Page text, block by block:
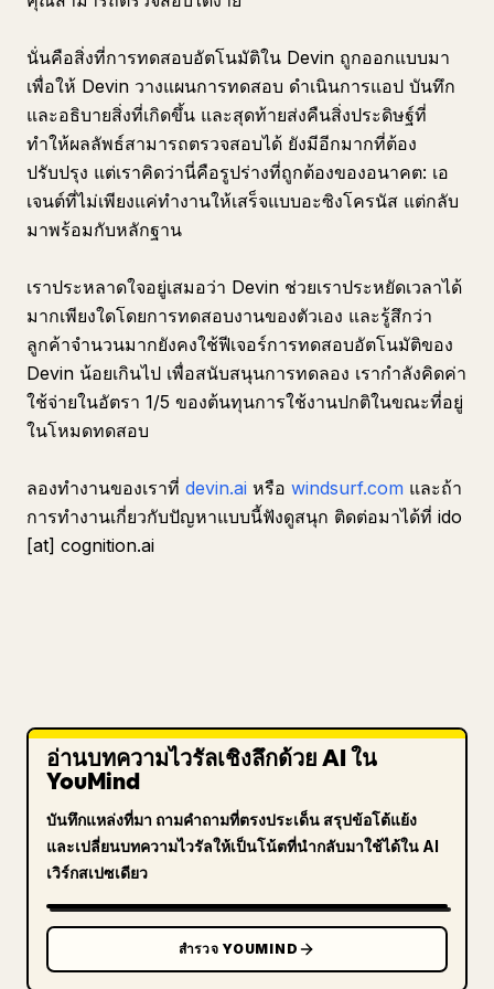
นั่นคือสิ่งที่การทดสอบอัตโนมัติใน Devin ถูกออกแบบมา
เพื่อให้ Devin วางแผนการทดสอบ ดำเนินการแอป บันทึก
และอธิบายสิ่งที่เกิดขึ้น และสุดท้ายส่งคืนสิ่งประดิษฐ์ที่
ทำให้ผลลัพธ์สามารถตรวจสอบได้ ยังมีอีกมากที่ต้อง
ปรับปรุง แต่เราคิดว่านี่คือรูปร่างที่ถูกต้องของอนาคต: เอ
เจนต์ที่ไม่เพียงแค่ทำงานให้เสร็จแบบอะซิงโครนัส แต่กลับ
มาพร้อมกับหลักฐาน
เราประหลาดใจอยู่เสมอว่า Devin ช่วยเราประหยัดเวลาได้
มากเพียงใดโดยการทดสอบงานของตัวเอง และรู้สึกว่า
ลูกค้าจำนวนมากยังคงใช้ฟีเจอร์การทดสอบอัตโนมัติของ
Devin น้อยเกินไป เพื่อสนับสนุนการทดลอง เรากำลังคิดค่า
ใช้จ่ายในอัตรา 1/5 ของต้นทุนการใช้งานปกติในขณะที่อยู่
ในโหมดทดสอบ
ลองทำงานของเราที่ devin.ai หรือ windsurf.com และถ้า
การทำงานเกี่ยวกับปัญหาแบบนี้ฟังดูสนุก ติดต่อมาได้ที่ ido
[at] cognition.ai
อ่านบทความไวรัลเชิงลึกด้วย AI ใน
YouMind
บันทึกแหล่งที่มา ถามคำถามที่ตรงประเด็น สรุปข้อโต้แย้ง
และเปลี่ยนบทความไวรัลให้เป็นโน้ตที่นำกลับมาใช้ได้ใน AI
เวิร์กสเปซเดียว
สำรวจ YOUMIND